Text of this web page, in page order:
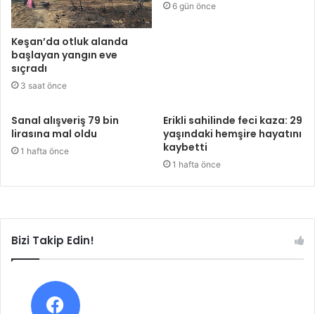
Keşan’da otluk alanda
başlayan yangın eve
sıçradı
3 saat önce
6 gün önce
Sanal alışveriş 79 bin
lirasına mal oldu
1 hafta önce
Erikli sahilinde feci kaza: 29
yaşındaki hemşire hayatını
kaybetti
1 hafta önce
Bizi Takip Edin!